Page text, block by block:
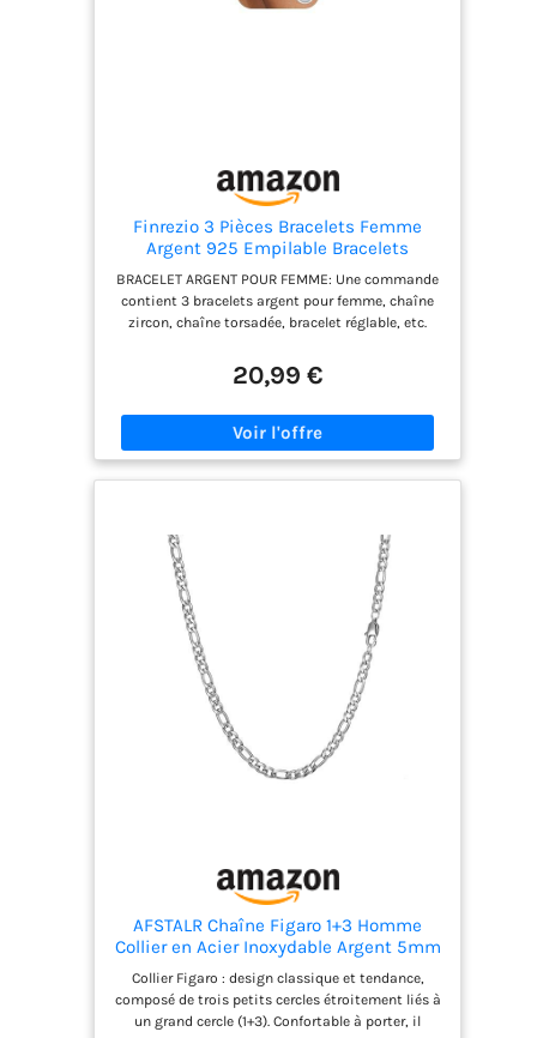
Ces pièces polyvalentes, qui passent facilement
Finrezio 3 Pièces Bracelets Femme
Argent 925 Empilable Bracelets
Réglable
BRACELET ARGENT POUR FEMME: Une commande
contient 3 bracelets argent pour femme, chaîne
zircon, chaîne torsadée, bracelet réglable, etc.
disponible en 3 couleur BRACELET ARGENT 925:
Fabriqués en argent 925, ces bracelets à chaîne
variété de styles pour montrer la beauté de votre
personnalité. Le processus de placage en or 14
s'adapte parfaitement à votre poignet, convient à
tous les âges et à différentes personnes. Longueur
de la chaîne : 16.5 cm avec extension de 5 cm. Les
ensembles de bracelets en chaîne argent sont
parfaits pour tout style de vêtements CADEAU
PARFAIT: l'ensemble de bracelets en chaîne est un
cadeau parfait pour les femmes. Vous pouvez les
empiler et les superposer avec d'autres bracelets
pour un look tendance et cool. Et ces bracelets
sont également d'excellents cadeaux pour les
copines, les meilleures amies, les épouses, les
adolescentes, les mamans, les grand-mères, etc.,
sommes prêts à résoudre vos doutes et à vous
offrir une expérience d'achat agréable
20,99 €
AFSTALR Chaîne Figaro 1+3 Homme
Collier en Acier Inoxydable Argent 5mm
de Large 61cm Bijoux Cadeau
Collier Figaro : design classique et tendance,
composé de trois petits cercles étroitement liés à
un grand cercle (1+3). Confortable à porter, il